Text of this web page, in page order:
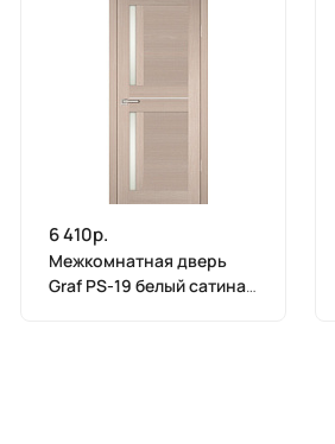
6 410р.
Межкомнатная дверь
Graf PS-19 белый сатинат